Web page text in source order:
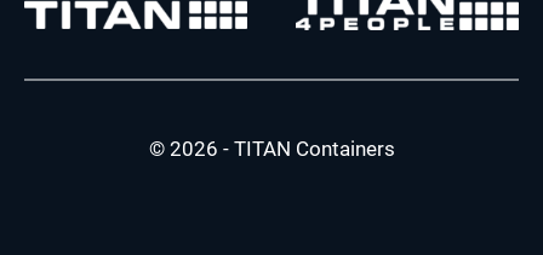
© 2026 - TITAN Containers